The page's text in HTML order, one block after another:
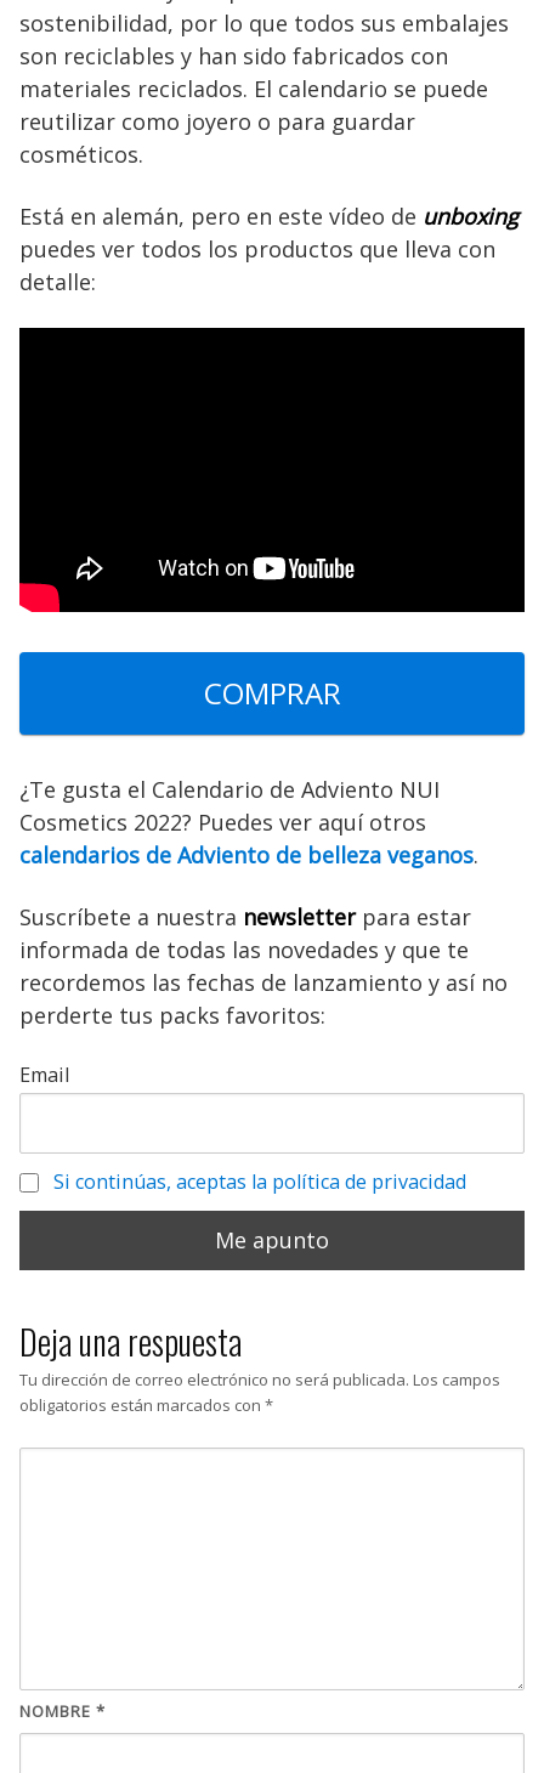
sostenibilidad, por lo que todos sus embalajes
son reciclables y han sido fabricados con
materiales reciclados. El calendario se puede
reutilizar como joyero o para guardar
cosméticos.
Está en alemán, pero en este vídeo de unboxing
puedes ver todos los productos que lleva con
detalle:
COMPRAR
¿Te gusta el Calendario de Adviento NUI
Cosmetics 2022? Puedes ver aquí otros
calendarios de Adviento de belleza veganos.
Suscríbete a nuestra newsletterpara estar
informada de todas las novedades y que te
recordemos las fechas de lanzamiento y así no
perderte tus packs favoritos:
Email
Si continúas, aceptas la política de privacidad
Deja una respuesta
Tu dirección de correo electrónico no será publicada. Los campos
obligatorios están marcados con *
NOMBRE *